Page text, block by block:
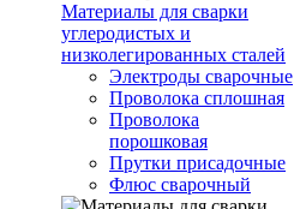
Материалы для сварки
углеродистых и
низколегированных сталей
Электроды сварочные
Проволока сплошная
Проволока
порошковая
Прутки присадочные
Флюс сварочный